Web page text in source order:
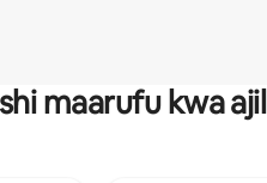
maarufu kwa